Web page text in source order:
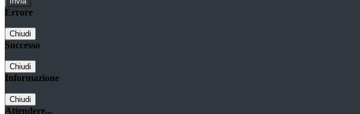
Errore
Chiudi
Successo
Chiudi
Informazione
Chiudi
Attendere...